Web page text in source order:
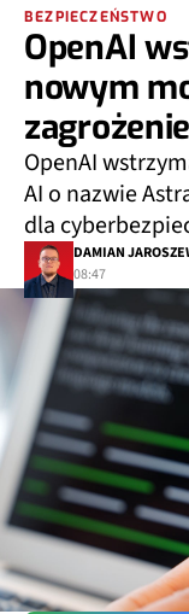
BEZPIECZEŃSTWO
OpenAI
nowym
OpenAI
AI o nazwie
dla
DAMIAN
08:47